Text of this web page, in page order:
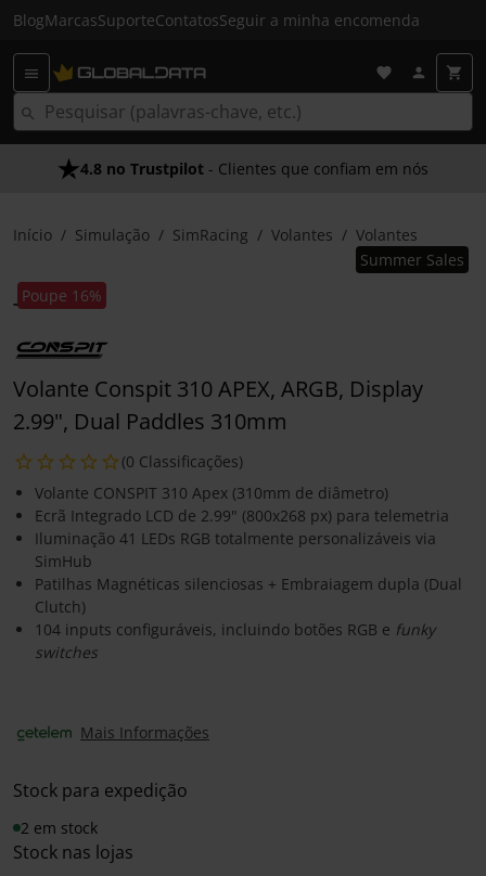
BlogMarcasSuporteContatosSeguir a minha encomenda
4.8 no Trustpilot - Clientes que confiam em nós
Início Simulação SimRacing Volantes Volantes
Poupe 16%
Summer Sales
Volante Conspit 310 APEX, ARGB, Display
2.99", Dual Paddles 310mm
(0 Classificações)
Volante CONSPIT 310 Apex (310mm de diâmetro)
Ecrã Integrado LCD de 2.99" (800x268 px) para telemetria
Iluminação 41 LEDs RGB totalmente personalizáveis via
SimHub
Patilhas Magnéticas silenciosas + Embraiagem dupla (Dual
Clutch)
104 inputs configuráveis, incluindo botões RGB e funky
switches
Mais Informações
Stock para expedição
2 em stock
Stock nas lojas